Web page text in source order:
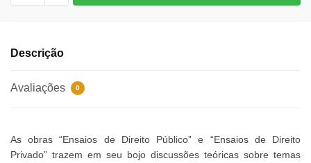
quantidade
Descrição
Avaliações 0
As obras “Ensaios de Direito Público” e “Ensaios de Direito
Privado” trazem em seu bojo discussões teóricas sobre temas